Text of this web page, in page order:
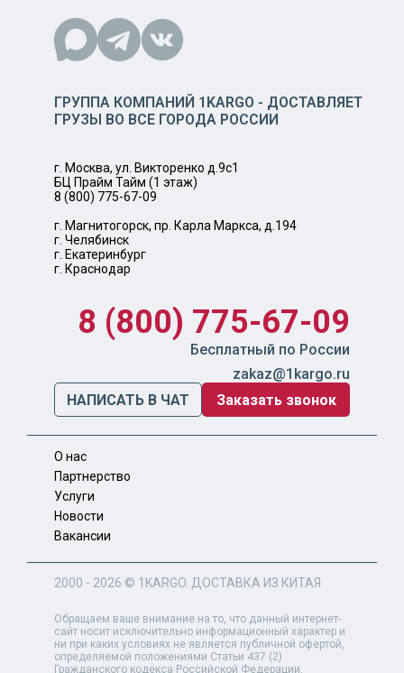
ГРУППА КОМПАНИЙ 1KARGO - ДОСТАВЛЯЕТ
ГРУЗЫ ВО ВСЕ ГОРОДА РОССИИ
г. Москва, ул. Викторенко д.9с1
БЦ Прайм Тайм (1 этаж)
8 (800) 775-67-09
г. Магнитогорск, пр. Карла Маркса, д.194
г. Челябинск
г. Екатеринбург
г. Краснодар
8 (800) 775-67-09
Бесплатный по России
zakaz@1kargo.ru
НАПИСАТЬ В ЧАТ
Заказать звонок
О нас
Партнерство
Услуги
Новости
Вакансии
2000 - 2026 © 1KARGO . ДОСТАВКА ИЗ КИТАЯ
Обращаем ваше внимание на то, что данный интернет-
сайт носит исключительно информационный характер и
ни при каких условиях не является публичной офертой,
определяемой положениями Статьи 437 (2)
Гражданского кодекса Российской Федерации.